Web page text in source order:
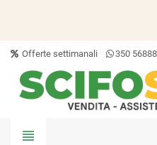
Offerte settimanali 350
view_headline